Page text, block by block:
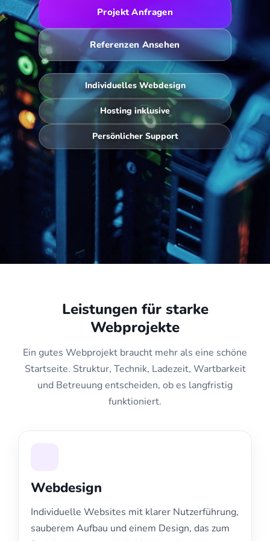
Projekt Anfragen
Referenzen Ansehen
Individuelles Webdesign
Hosting inklusive
Persönlicher Support
Leistungen für starke
Webprojekte
Ein gutes Webprojekt braucht mehr als eine schöne
Startseite. Struktur, Technik, Ladezeit, Wartbarkeit
und Betreuung entscheiden, ob es langfristig
funktioniert.
Webdesign
Individuelle Websites mit klarer Nutzerführung,
sauberem Aufbau und einem Design, das zum